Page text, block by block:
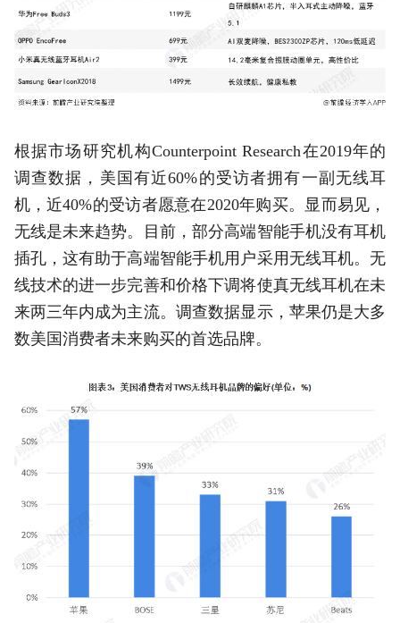
根据市场研究机构Counterpoint Research在2019年的
调查数据，美国有近60%的受访者拥有一副无线耳
机，近40%的受访者愿意在2020年购买。显而易见，
无线是未来趋势。目前，部分高端智能手机没有耳机
插孔，这有助于高端智能手机用户采用无线耳机。无
线技术的进一步完善和价格下调将使真无线耳机在未
来两三年内成为主流。调查数据显示，苹果仍是大多
数美国消费者未来购买的首选品牌。